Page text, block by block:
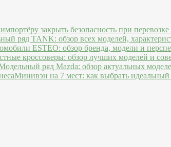
закрыть безопасность при
ряд TANK: обзор всех моделей,
ESTEO: обзор бренда, модели и
кроссоверы: обзор лучших моделей и
ряд Mazda: обзор актуальных
Минивэн на 7 мест: как выбрать идеальный